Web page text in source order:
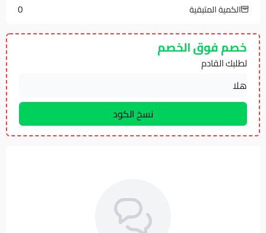
الكمية المتبقية 0
خصم فوق الخصم
لطلبك القادم